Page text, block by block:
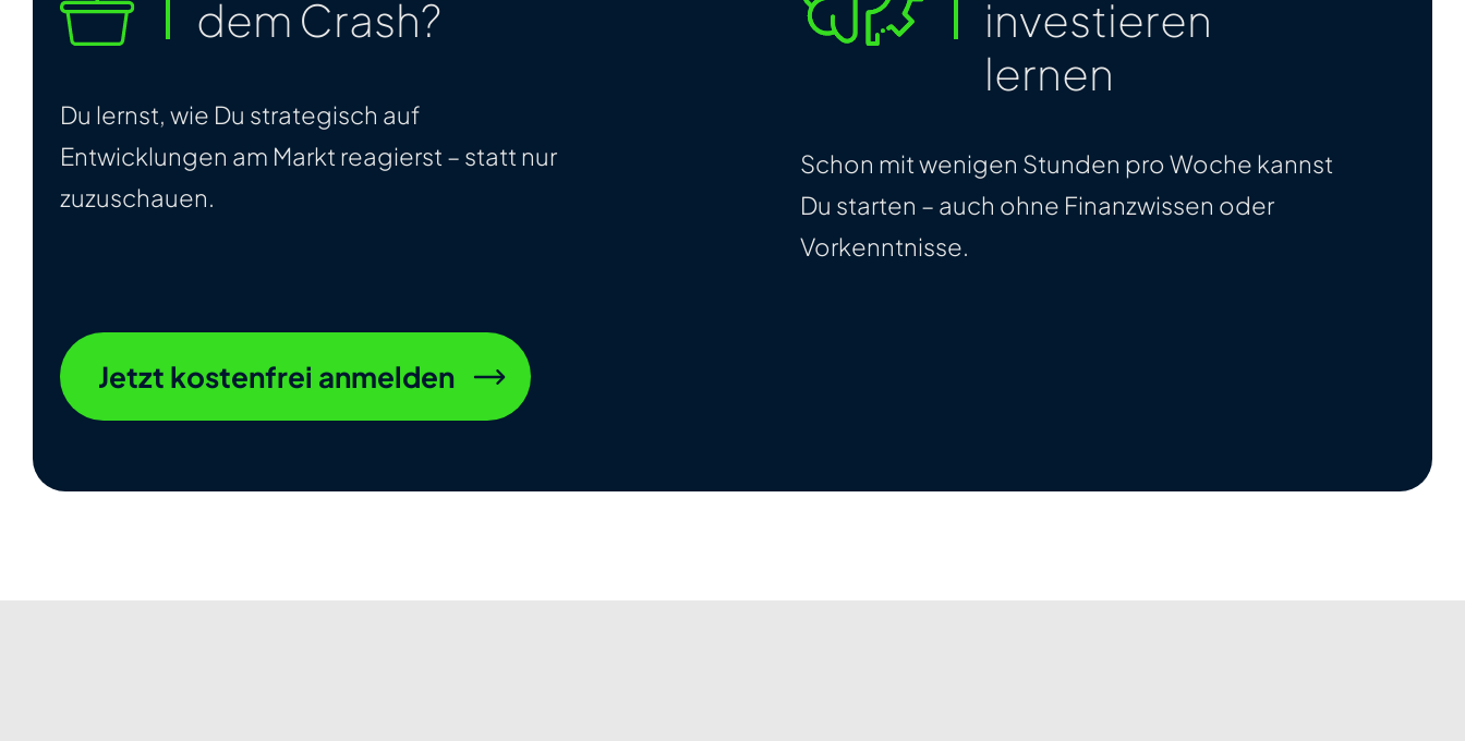
dem Crash?
Du lernst, wie Du strategisch auf
Entwicklungen am Markt reagierst – statt nur
zuzuschauen.
investieren
lernen
Schon mit wenigen Stunden pro Woche kannst
Du starten – auch ohne Finanzwissen oder
Vorkenntnisse.
Jetzt kostenfrei anmelden